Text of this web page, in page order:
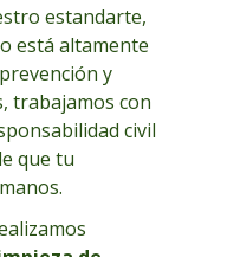
estandarte,
está altamente
y
trabajamos con
civil
que tu